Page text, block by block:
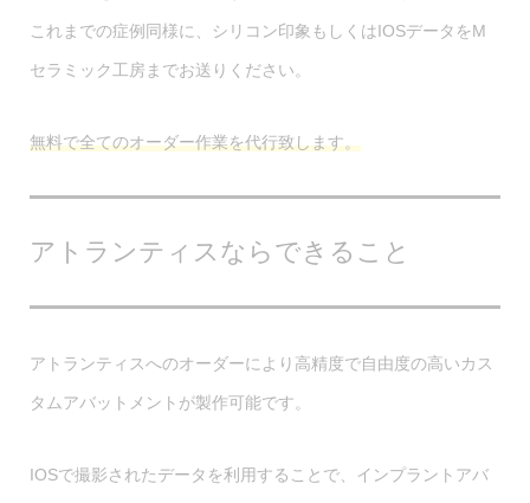
これまでの症例同様に、シリコン印象もしくはIOSデータをM
セラミック工房までお送りください。
無料で全てのオーダー作業を代行致します。
アトランティスならできること
アトランティスへのオーダーにより高精度で自由度の高いカス
タムアバットメントが製作可能です。
IOSで撮影されたデータを利用することで、インプラントアバ